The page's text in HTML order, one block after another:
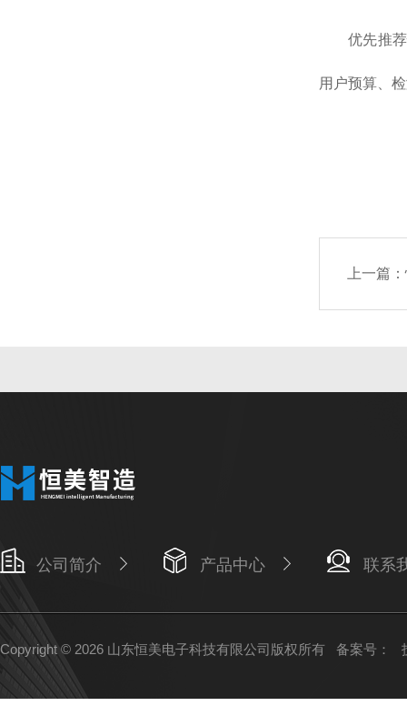
优先推
用户预算、
上一篇：
公司简介 产品中心 联系
Copyright © 2026 山东恒美电子科技有限公司版权所有 备案号：